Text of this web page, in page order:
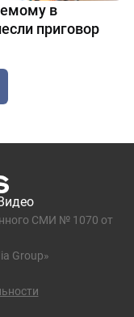
в
приговор
СМИ № 1070 от
Group»